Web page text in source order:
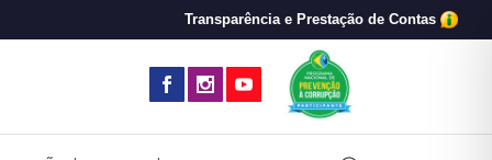
Transparência e Prestação de Contas